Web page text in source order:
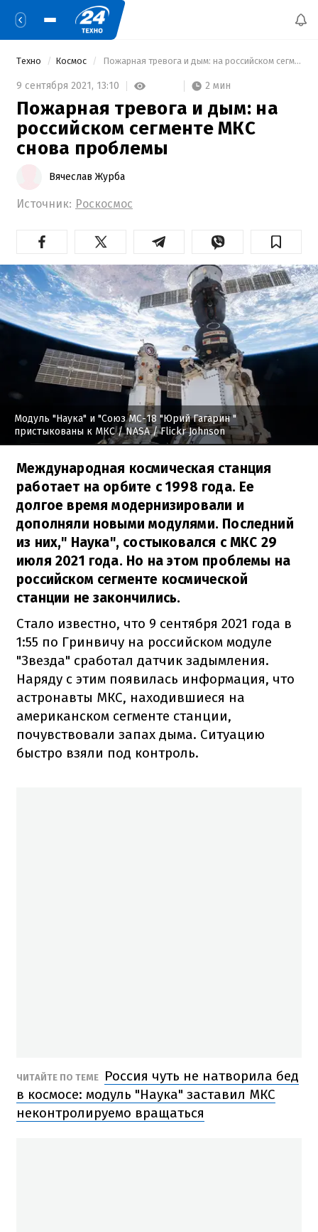
Техно Космос Пожарная тревога и дым: на российском сегменте МКС снова проблемы
9 сентября 2021, 13:10 2 мин
Пожарная тревога и дым: на
российском сегменте МКС
снова проблемы
Вячеслав Журба
Источник: Роскосмос
Модуль "Наука" и "Союз МС-18 "Юрий Гагарин "
пристыкованы к МКС/ NASA / Flickr Johnson
Международная космическая станция
работает на орбите с 1998 года. Ее
долгое время модернизировали и
дополняли новыми модулями. Последний
из них," Наука", состыковался с МКС 29
июля 2021 года. Но на этом проблемы на
российском сегменте космической
станции не закончились.
Стало известно, что 9 сентября 2021 года в
1:55 по Гринвичу на российском модуле
"Звезда" сработал датчик задымления.
Наряду с этим появилась информация, что
астронавты МКС, находившиеся на
американском сегменте станции,
почувствовали запах дыма. Ситуацию
быстро взяли под контроль.
ЧИТАЙТЕ ПО ТЕМЕ
Россия чуть не натворила бед
в космосе: модуль "Наука" заставил МКС
неконтролируемо вращаться